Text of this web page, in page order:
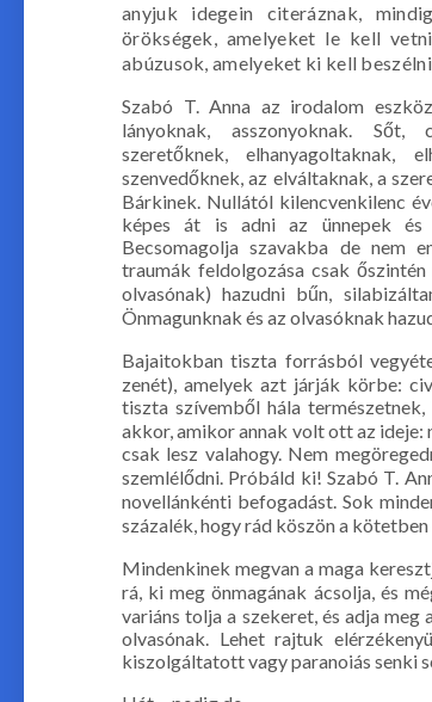
anyjuk idegein citeráznak,
örökségek, amelyeket le kell
abúzusok, amelyeket ki kell
Szabó T. Anna az irodalom
lányoknak, asszonyoknak. Sőt,
szeretőknek, elhanyagoltaknak,
szenvedőknek, az elváltaknak, a
Bárkinek. Nullától kilencvenkilenc
képes át is adni az ünnepek és
Becsomagolja szavakba de nem
traumák feldolgozása csak őszintén
olvasónak) hazudni bűn,
Önmagunknak és az olvasóknak
Bajaitokban tiszta forrásból
zenét), amelyek azt járják körbe:
tiszta szívemből hála
akkor, amikor annak volt ott az
csak lesz valahogy. Nem
szemlélődni. Próbáld ki! Szabó T.
novellánkénti befogadást. Sok
százalék, hogy rád köszön a
Mindenkinek megvan a maga
rá, ki meg önmagának ácsolja, és
variáns tolja a szekeret, és adja meg
olvasónak. Lehet rajtuk
kiszolgáltatott vagy paranoiás senki